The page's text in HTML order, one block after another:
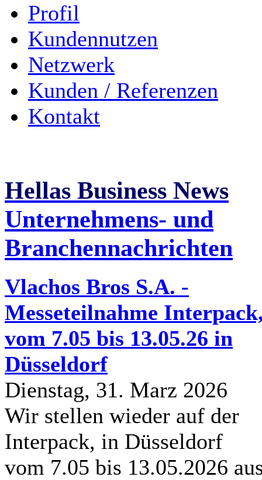
Profil
Kundennutzen
Netzwerk
Kunden / Referenzen
Kontakt
Hellas Business News
Unternehmens- und
Branchennachrichten
Vlachos Bros S.A. -
Messeteilnahme
vom 7.05 bis 13.05.26 in
Düsseldorf
Dienstag, 31. Marz 2026
Wir stellen wieder auf der
Interpack, in Düsseldorf
vom 7.05 bis 13.05.2026